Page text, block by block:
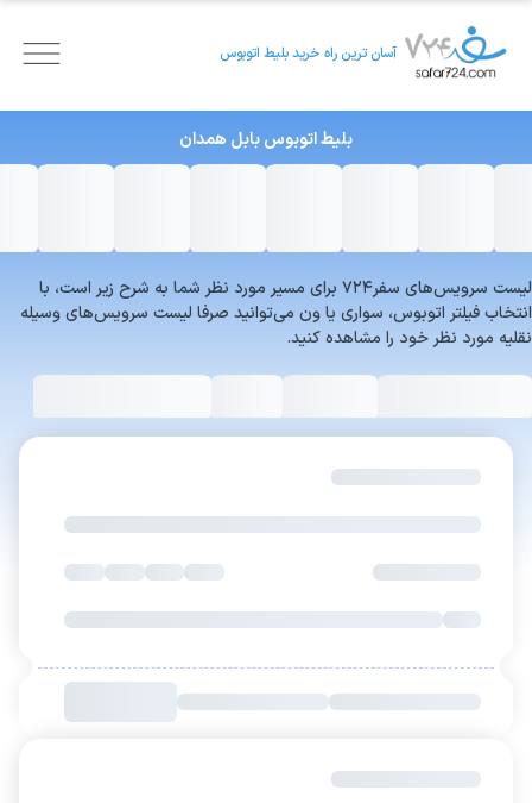
آسان ترین راه خرید بلیط اتوبوس
بلیط اتوبوسبابل همدان
لیست سرویس‌های سفر۷۲۴ برای مسیر مورد نظر شما به شرح زیر است، با
انتخاب فیلتر اتوبوس، سواری یا ون می‌توانید صرفا لیست سرویس‌های وسیله
نقلیه مورد نظر خود را مشاهده کنید.